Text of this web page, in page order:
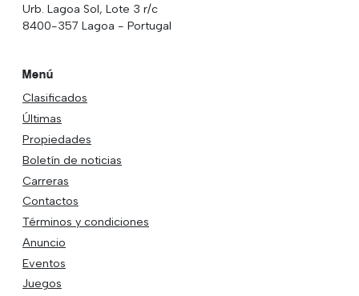
Urb. Lagoa Sol, Lote 3 r/c
8400-357 Lagoa - Portugal
Menú
Clasificados
Últimas
Propiedades
Boletín de noticias
Carreras
Contactos
Términos y condiciones
Anuncio
Eventos
Juegos